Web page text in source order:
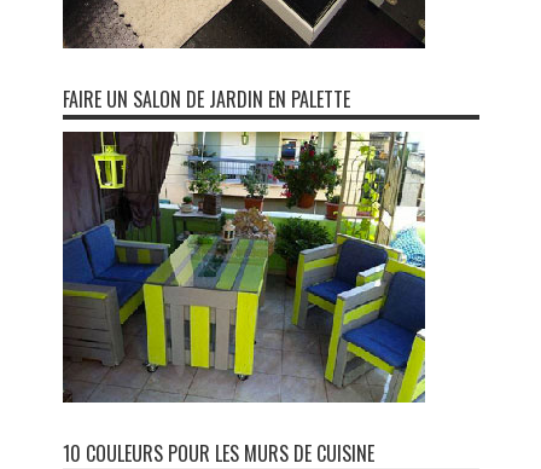
FAIRE UN SALON DE JARDIN EN PALETTE
10 COULEURS POUR LES MURS DE CUISINE